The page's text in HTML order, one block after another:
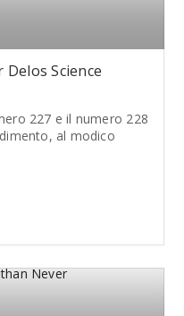
Science
227 e il numero 228
al modico